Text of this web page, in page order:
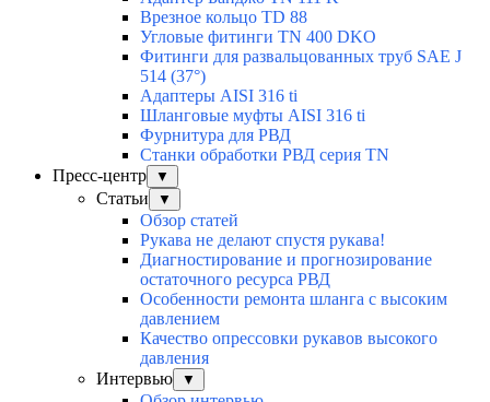
Врезное кольцо TD 88
Угловые фитинги TN 400 DKO
Фитинги для развальцованных труб SAE J
514 (37°)
Адаптеры AISI 316 ti
Шланговые муфты AISI 316 ti
Фурнитура для РВД
Станки обработки РВД серия TN
Пресс-центр
▼
Статьи ▼
Обзор статей
Рукава не делают спустя рукава!
Диагностирование и прогнозирование
остаточного ресурса РВД
Особенности ремонта шланга с высоким
давлением
Качество опрессовки рукавов высокого
давления
Интервью
▼